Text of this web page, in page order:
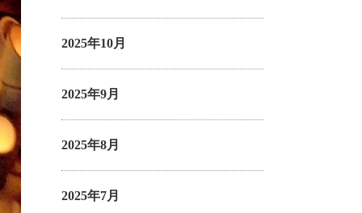
2025年10月
2025年9月
2025年8月
2025年7月